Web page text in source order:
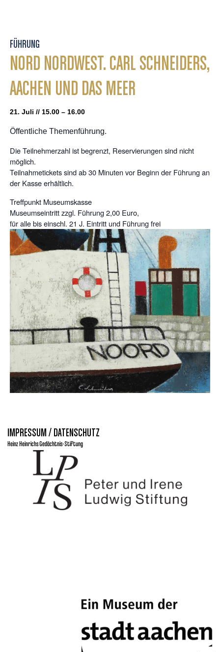
FÜHRUNG
NORD NORDWEST. CARL SCHNEIDERS,
AACHEN UND DAS MEER
21. Juli // 15.00 – 16.00
Öffentliche Themenführung.
Die Teilnehmerzahl ist begrenzt, Reservierungen sind nicht
möglich.
Teilnahmetickets sind ab 30 Minuten vor Beginn der Führung an
der Kasse erhältlich.
Treffpunkt Museumskasse
Museumseintritt zzgl. Führung 2,00 Euro,
für alle bis einschl. 21 J. Eintritt und Führung frei
IMPRESSUM / DATENSCHUTZ
Heinz Heinrichs Gedächtnis-Stiftung